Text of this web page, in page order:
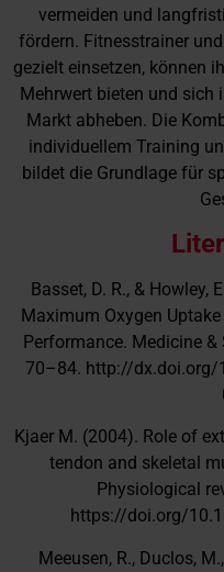
vermeiden und
fördern. Fitnesstrainer
gezielt einsetzen, können
Mehrwert bieten und sich
Markt abheben. Die
individuellem Training
bildet die Grundlage für
Basset, D. R., & Howley,
Maximum Oxygen
Performance. Medicine &
70–84. http://dx.doi.org/
Kjaer M. (2004). Role of
tendon and skeletal
Physiological
https://doi.org/
Meeusen, R., Duclos,